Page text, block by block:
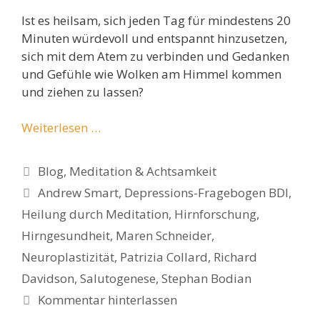
Ist es heilsam, sich jeden Tag für mindestens 20
Minuten würdevoll und entspannt hinzusetzen,
sich mit dem Atem zu verbinden und Gedanken
und Gefühle wie Wolken am Himmel kommen
und ziehen zu lassen?
Weiterlesen …
Kategorien
Blog, Meditation & Achtsamkeit
Schlagwörter
Andrew Smart, Depressions-Fragebogen BDI,
Heilung durch Meditation, Hirnforschung,
Hirngesundheit, Maren Schneider,
Neuroplastizität, Patrizia Collard, Richard
Davidson, Salutogenese, Stephan Bodian
Kommentar hinterlassen